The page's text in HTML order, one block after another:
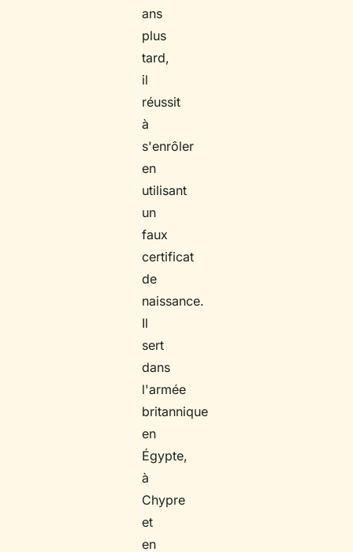
ans
plus
tard,
il
réussit
à
s'enrôler
en
utilisant
un
faux
certificat
de
naissance.
Il
sert
dans
l'armée
britannique
en
Égypte,
à
Chypre
et
en